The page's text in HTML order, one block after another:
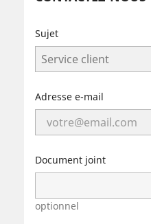
Sujet
Adresse e-mail
Document joint
optionnel